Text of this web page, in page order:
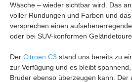
Wäsche – wieder sichtbar wird. Das
voller Rundungen und Farben und
versprechen einen
oder bei SUV-konformen
Der Citroën C3 stand uns bereits zu
zur Verfügung und es bleibt
Bruder ebenso überzeugen kann. Der